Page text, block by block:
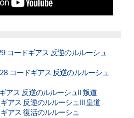
コードギアス 反逆のルルーシュ
コードギアス 反逆のルルーシュ
アス 反逆のルルーシュⅡ 叛道
アス 反逆のルルーシュⅢ 皇道
アス 復活のルルーシュ